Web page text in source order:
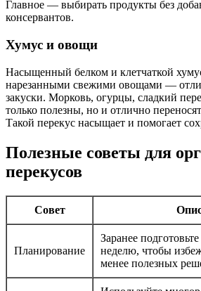
Главное — выбирать продукты без
консервантов.
Хумус и овощи
Насыщенный белком и клетчаткой
нарезанными свежими овощами —
закуски. Морковь, огурцы, сладкий
только полезны, но и отлично
Такой перекус насыщает и помогает
Полезные советы для
перекусов
Совет
Планирование
Заранее
неделю, чтобы
менее полезных